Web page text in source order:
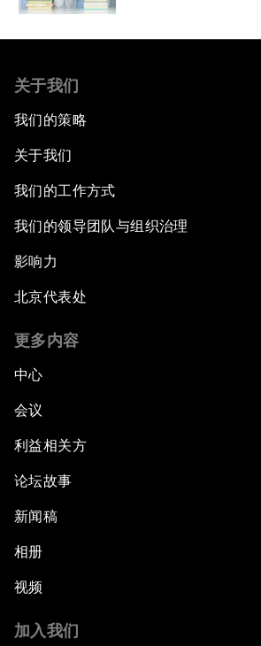
关于我们
我们的策略
关于我们
我们的工作方式
我们的领导团队与组织治理
影响力
北京代表处
更多内容
中心
会议
利益相关方
论坛故事
新闻稿
相册
视频
加入我们